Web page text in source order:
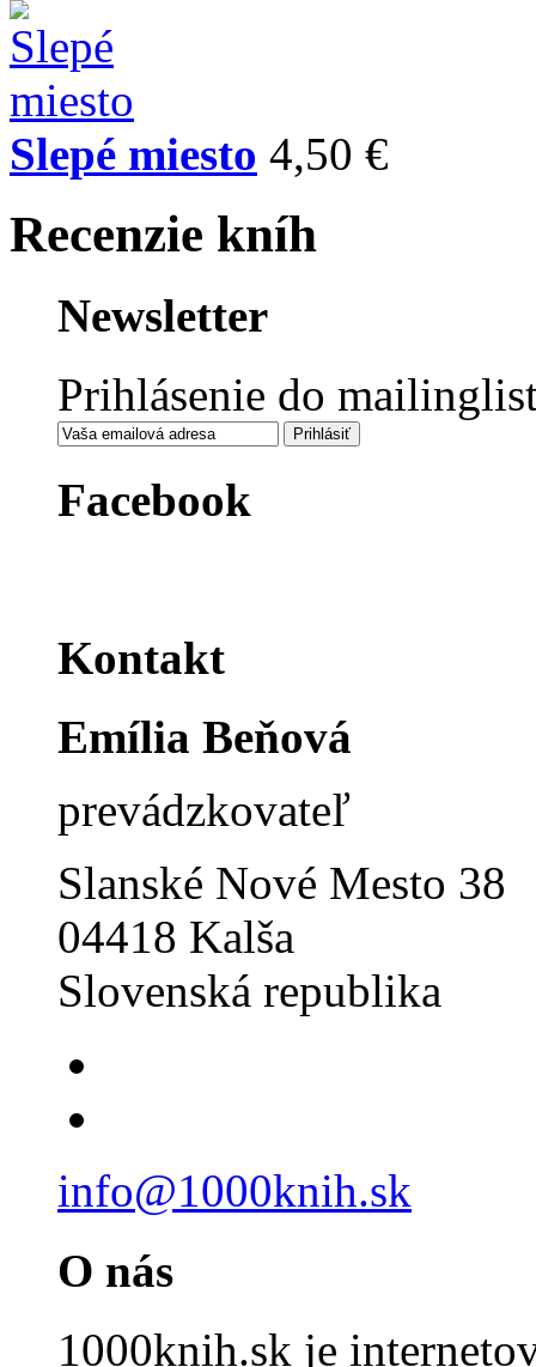
Slepé miesto 4,50 €
Recenzie kníh
Newsletter
Prihlásenie do
Facebook
Kontakt
Emília Beňová
prevádzkovateľ
Slanské Nové Mesto 38
04418 Kalša
Slovenská republika
info@1000knih.sk
O nás
1000knih.sk je